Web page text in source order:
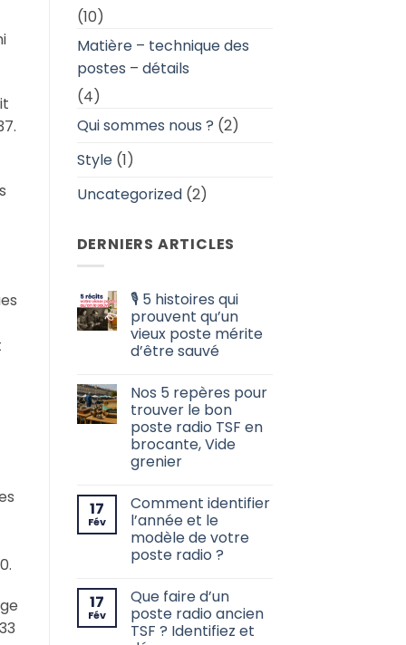
(10)
Matière – technique des
postes – détails
(4)
Qui sommes nous ? (2)
Style(1)
Uncategorized(2)
DERNIERS ARTICLES
🎙️ 5 histoires qui
prouvent qu’un
vieux poste mérite
d’être sauvé
sur
🎙️
5
histoires
qui
prouvent
qu’un
vieux
mérite
d’être
sauvé
Nos 5 repères pour
trouver le bon
poste radio TSF en
brocante, Vide
grenier
sur
Nos
5
repères
pour
trouver
poste
radio
TSF
en
17
Fév
Comment identifier
l’année et le
modèle de votre
poste radio ?
sur
Comment
identifier
l’année
17
Fév
Que faire d’un
poste radio ancien
TSF ? Identifiez et